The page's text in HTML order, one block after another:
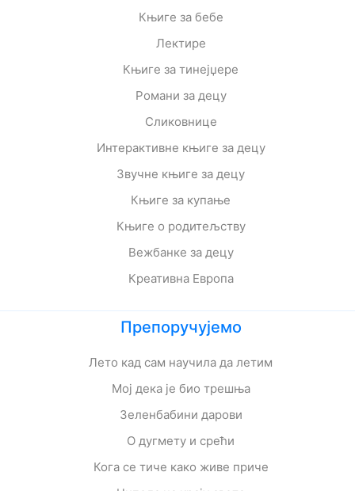
Књиге за бебе
Лектире
Књиге за тинејџере
Романи за децу
Сликовнице
Интерактивне књиге за децу
Звучне књиге за децу
Књиге за купање
Књиге о родитељству
Вежбанке за децу
Креативна Европа
Препоручујемо
Лето кад сам научила да летим
Мој дека је био трешња
Зеленбабини дарови
О дугмету и срећи
Кога се тиче како живе приче